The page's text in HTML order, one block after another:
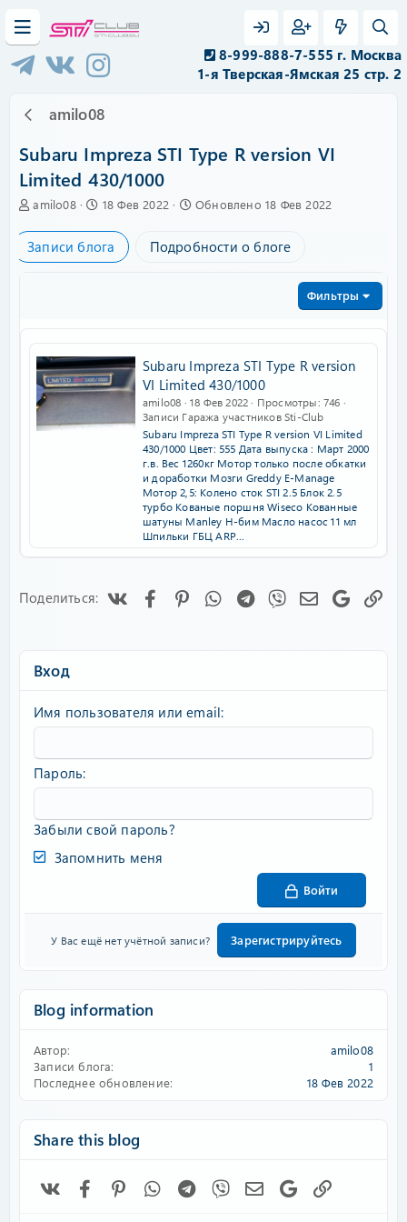
8-999-888-7-555 г. Москва
1-я Тверская-Ямская 25 стр. 2
amilo08
Subaru Impreza STI Type R version VI
Limited 430/1000
А
т
о
amilo08
C
e
a
18 Фев 2022 Обновлено 18 Фев 2022
Записи блога Подробности о блоге
Фильтры
Subaru Impreza STI Type R version
VI Limited 430/1000
amilo08 18 Фев 2022 Просмотры 746
Записи Гаража участников Sti-Club
Subaru Impreza STI Type R version VI Limited
430/1000 Цвет: 555 Дата выпуска : Март 2000
г.в. Вес 1260кг Мотор только после обкатки
и доработки Мозги Greddy E-Manage
Мотор 2,5: Колено сток STI 2.5 Блок 2.5
турбо Кованые поршня Wiseco Кованные
шатуны Manley Н-бим Масло насос 11 мл
Шпильки ГБЦ ARP...
Поделиться: FacebookPinterestWhatsAppTelegram
Viber Google
Вход
Имя пользователя или email
Пароль
Забыли свой пароль?
Запомнить меня
Войти
У Вас ещё нет учётной записи? Зарегистрируйтесь
Blog information
Автор
amilo08
Записи блога
1
Последнее обновление
18 Фев 2022
Share this blog
FacebookPinterestWhatsAppTelegram
Viber Электронная почта
Google